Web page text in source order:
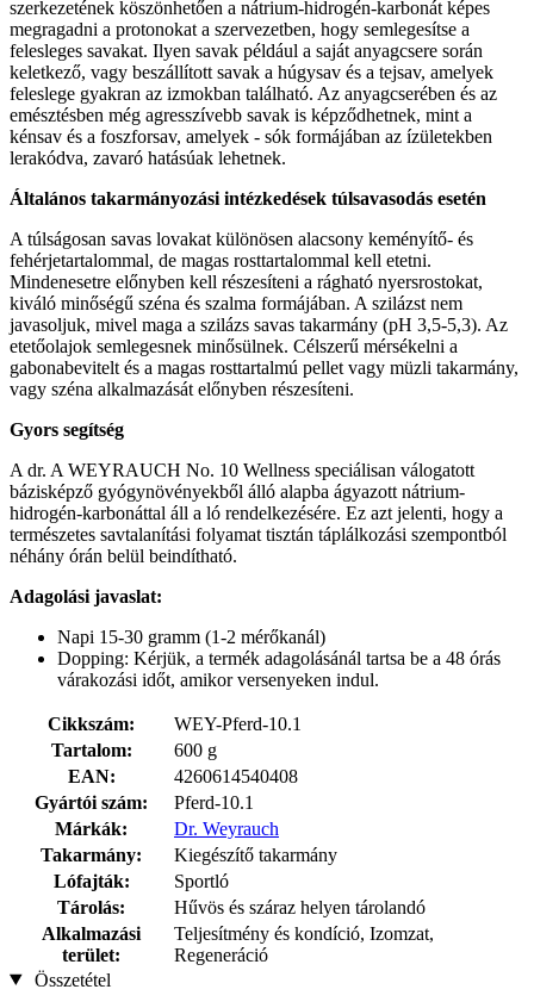
szerkezetének köszönhetően a nátrium-hidrogén-karbonát képes
megragadni a protonokat a szervezetben, hogy semlegesítse a
felesleges savakat. Ilyen savak például a saját anyagcsere során
keletkező, vagy beszállított savak a húgysav és a tejsav, amelyek
feleslege gyakran az izmokban található. Az anyagcserében és az
emésztésben még agresszívebb savak is képződhetnek, mint a
kénsav és a foszforsav, amelyek - sók formájában az ízületekben
lerakódva, zavaró hatásúak lehetnek.
Általános takarmányozási intézkedések túlsavasodás esetén
A túlságosan savas lovakat különösen alacsony keményítő- és
fehérjetartalommal, de magas rosttartalommal kell etetni.
Mindenesetre előnyben kell részesíteni a rágható nyersrostokat,
kiváló minőségű széna és szalma formájában. A szilázst nem
javasoljuk, mivel maga a szilázs savas takarmány (pH 3,5-5,3). Az
etetőolajok semlegesnek minősülnek. Célszerű mérsékelni a
gabonabevitelt és a magas rosttartalmú pellet vagy müzli takarmány,
vagy széna alkalmazását előnyben részesíteni.
Gyors segítség
A dr. A WEYRAUCH No. 10 Wellness speciálisan válogatott
bázisképző gyógynövényekből álló alapba ágyazott nátrium-
hidrogén-karbonáttal áll a ló rendelkezésére. Ez azt jelenti, hogy a
természetes savtalanítási folyamat tisztán táplálkozási szempontból
néhány órán belül beindítható.
Adagolási javaslat:
Napi 15-30 gramm (1-2 mérőkanál)
Dopping: Kérjük, a termék adagolásánál tartsa be a 48 órás
várakozási időt, amikor versenyeken indul.
Cikkszám:
WEY-Pferd-10.1
Tartalom:
600 g
EAN:
4260614540408
Gyártói szám:
Pferd-10.1
Márkák:
Dr. Weyrauch
Takarmány:
Kiegészítő takarmány
Lófajták:
Sportló
Tárolás:
Hűvös és száraz helyen tárolandó
Alkalmazási
terület:
Teljesítmény és kondíció, Izomzat,
Regeneráció
Összetétel